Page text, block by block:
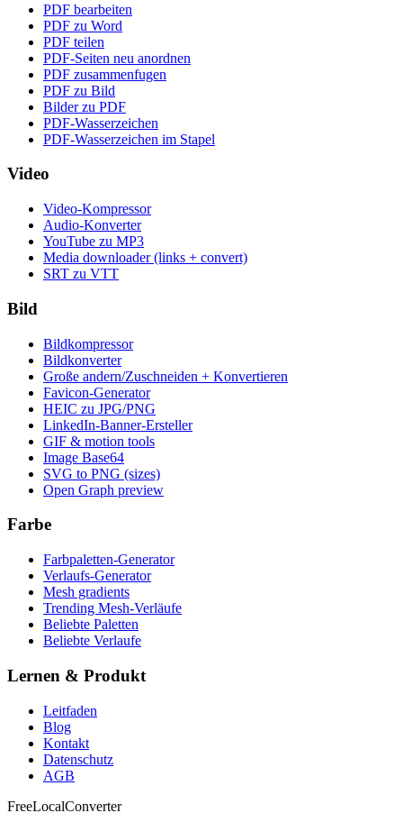
PDF bearbeiten
PDF zu Word
PDF teilen
PDF-Seiten neu anordnen
PDF zusammenfugen
PDF zu Bild
Bilder zu PDF
PDF-Wasserzeichen
PDF-Wasserzeichen im Stapel
Video
Video-Kompressor
Audio-Konverter
YouTube zu MP3
Media downloader (links + convert)
SRT zu VTT
Bild
Bildkompressor
Bildkonverter
Große andern/Zuschneiden + Konvertieren
Favicon-Generator
HEIC zu JPG/PNG
LinkedIn-Banner-Ersteller
GIF & motion tools
Image Base64
SVG to PNG (sizes)
Open Graph preview
Farbe
Farbpaletten-Generator
Verlaufs-Generator
Mesh gradients
Trending Mesh-Verläufe
Beliebte Paletten
Beliebte Verlaufe
Lernen & Produkt
Leitfaden
Blog
Kontakt
Datenschutz
AGB
FreeLocalConverter